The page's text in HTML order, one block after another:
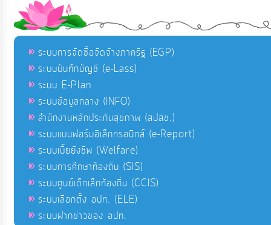
ระบบการจัดซื้อจัดจ้างภาครัฐ (EGP)
ระบบบันทึกบัญชี (e-Lass)
ระบบ E-Plan
ระบบข้อมูลกลาง (INFO)
สำนักงานหลักประกันสุขภาพ (สปสช.)
ระบบแบบฟอร์มอิเล็กทรอนิกส์ (e-Report)
ระบบเบี้ยยังชีพ (Welfare)
ระบบการศึกษาท้องถิ่น (SIS)
ระบบศูนย์เด็กเล็กท้องถิ่น (CCIS)
ระบบเลือกตั้ง อปท. (ELE)
ระบบฝากข่าวของ อปท.